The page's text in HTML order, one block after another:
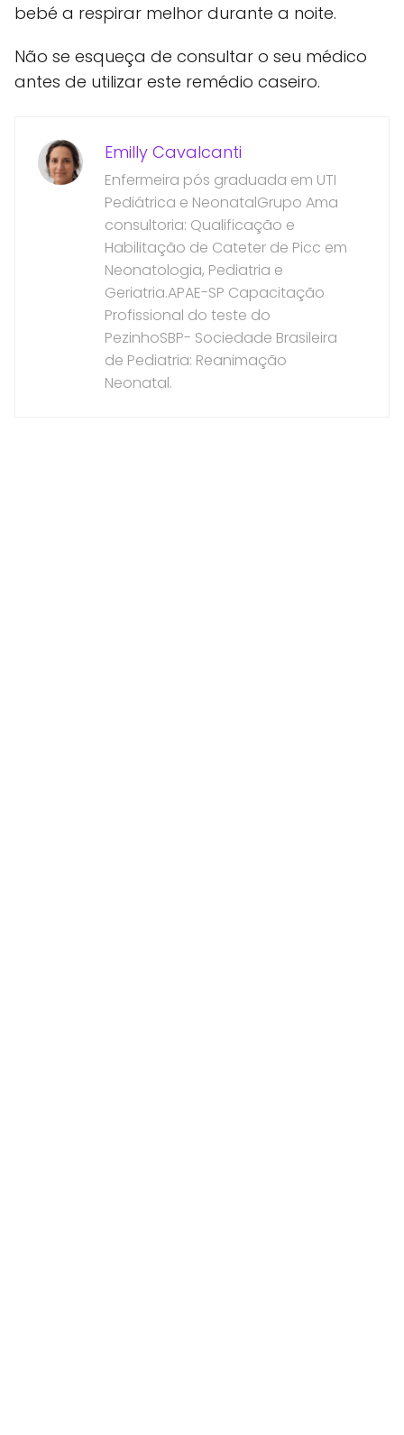
bebé a respirar melhor durante a noite.
Não se esqueça de consultar o seu médico
antes de utilizar este remédio caseiro.
Emilly Cavalcanti
Enfermeira pós graduada em UTI
Pediátrica e NeonatalGrupo Ama
consultoria: Qualificação e
Habilitação de Cateter de Picc em
Neonatologia, Pediatria e
Geriatria.APAE-SP Capacitação
Profissional do teste do
PezinhoSBP- Sociedade Brasileira
de Pediatria: Reanimação
Neonatal.